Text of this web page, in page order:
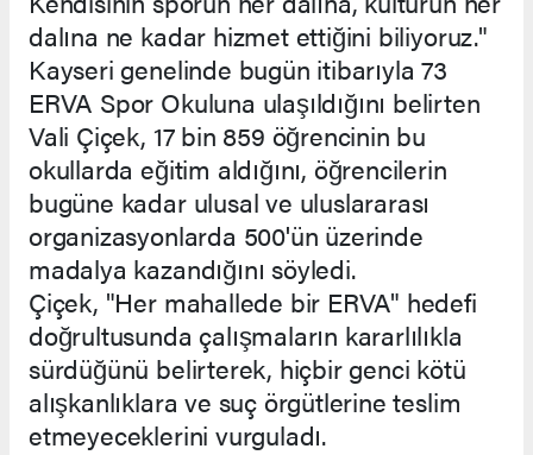
dalına ne kadar hizmet ettiğini biliyoruz."
Kayseri genelinde bugün itibarıyla 73
ERVA Spor Okuluna ulaşıldığını belirten
Vali Çiçek, 17 bin 859 öğrencinin bu
okullarda eğitim aldığını, öğrencilerin
bugüne kadar ulusal ve uluslararası
organizasyonlarda 500'ün üzerinde
madalya kazandığını söyledi.
Çiçek, "Her mahallede bir ERVA" hedefi
doğrultusunda çalışmaların kararlılıkla
sürdüğünü belirterek, hiçbir genci kötü
alışkanlıklara ve suç örgütlerine teslim
etmeyeceklerini vurguladı.